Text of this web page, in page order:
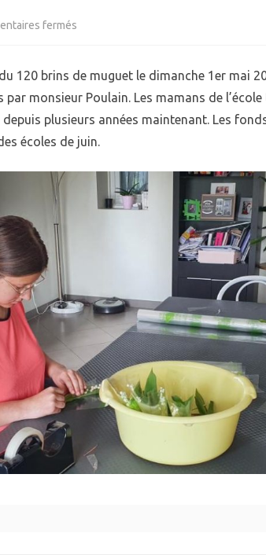
ADMINISTRATIVES
EQUIPEMENTS
RPE (RAM)
fermés
Mai
120 brins de muguet le dimanche 1er mai
monsieur Poulain. Les mamans de
plusieurs années maintenant. Les
écoles de juin.